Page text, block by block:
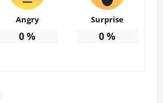
Angry
0%
Surprise
0%